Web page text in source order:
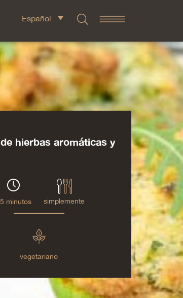
Español
hierbas aromáticas y
minutos simplemente
vegetariano